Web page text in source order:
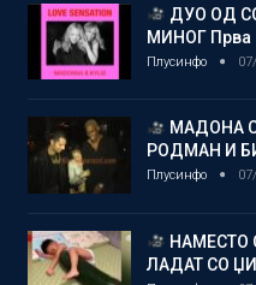
ДУО ОД
МИНОГ Прва
Плусинфо
МАДОНА
РОДМАН И
Плусинфо
НАМЕСТО
ЛАДАТ СО